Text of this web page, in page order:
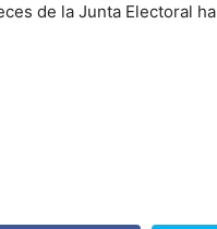
de la Junta Electoral